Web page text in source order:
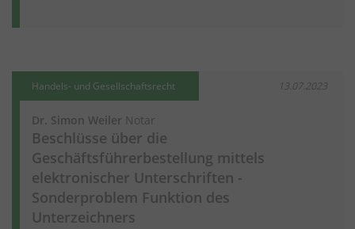
Handels- und Gesellschaftsrecht 13.07.2023
Dr. Simon Weiler Notar
Beschlüsse über die
Geschäftsführerbestellung mittels
elektronischer Unterschriften -
Sonderproblem Funktion des
Unterzeichners